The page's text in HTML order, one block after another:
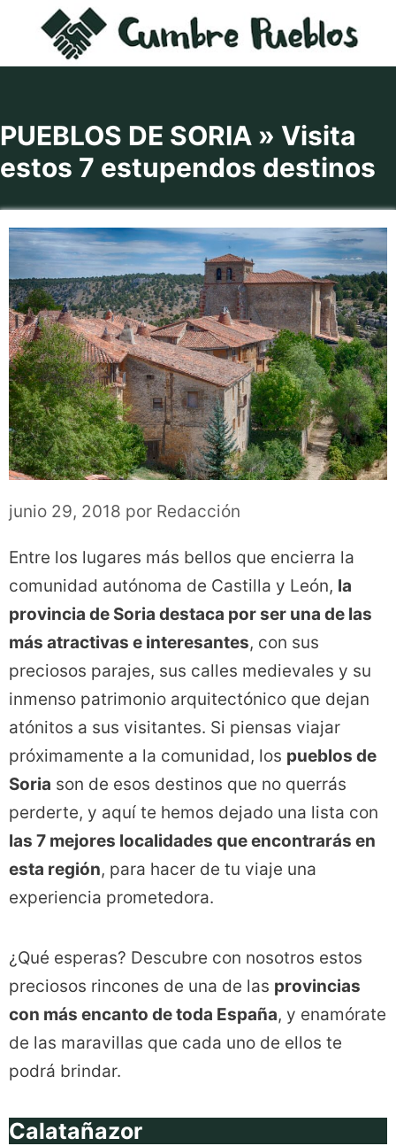
contenido
PUEBLOS DE SORIA » Visita
estos 7 estupendos destinos
junio 29, 2018 por Redacción
Entre los lugares más bellos que encierra la
comunidad autónoma de Castilla y León, la
provincia de Soria destaca por ser una de las
más atractivas e interesantes, con sus
preciosos parajes, sus calles medievales y su
inmenso patrimonio arquitectónico que dejan
atónitos a sus visitantes. Si piensas viajar
próximamente a la comunidad, los pueblos de
Soria son de esos destinos que no querrás
perderte, y aquí te hemos dejado una lista con
las 7 mejores localidades que encontrarás en
esta región, para hacer de tu viaje una
experiencia prometedora.
¿Qué esperas? Descubre con nosotros estos
preciosos rincones de una de las provincias
con más encanto de toda España, y enamórate
de las maravillas que cada uno de ellos te
podrá brindar.
Calatañazor